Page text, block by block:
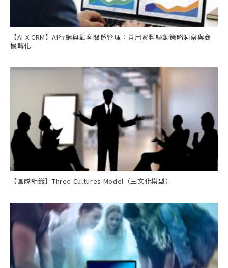
【AI X CRM】AI行銷與顧客關係管理：善用資料驅動策略洞察與商
機轉化
【團隊組織】Three Cultures Model（三文化模型）